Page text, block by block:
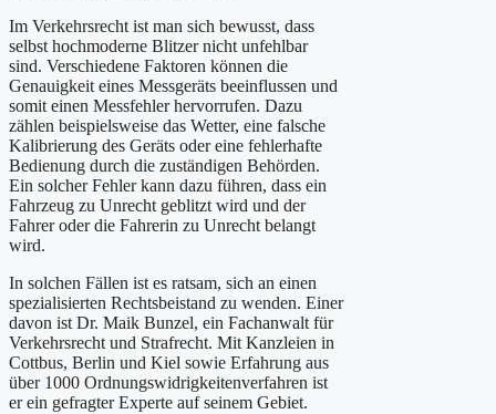
Im Verkehrsrecht ist man sich bewusst, dass
selbst hochmoderne Blitzer nicht unfehlbar
sind. Verschiedene Faktoren können die
Genauigkeit eines Messgeräts beeinflussen und
somit einen Messfehler hervorrufen. Dazu
zählen beispielsweise das Wetter, eine falsche
Kalibrierung des Geräts oder eine fehlerhafte
Bedienung durch die zuständigen Behörden.
Ein solcher Fehler kann dazu führen, dass ein
Fahrzeug zu Unrecht geblitzt wird und der
Fahrer oder die Fahrerin zu Unrecht belangt
wird.
In solchen Fällen ist es ratsam, sich an einen
spezialisierten Rechtsbeistand zu wenden. Einer
davon ist Dr. Maik Bunzel, ein Fachanwalt für
Verkehrsrecht und Strafrecht. Mit Kanzleien in
Cottbus, Berlin und Kiel sowie Erfahrung aus
über 1000 Ordnungswidrigkeitenverfahren ist
er ein gefragter Experte auf seinem Gebiet.